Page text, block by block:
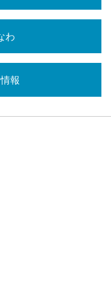
わ
報